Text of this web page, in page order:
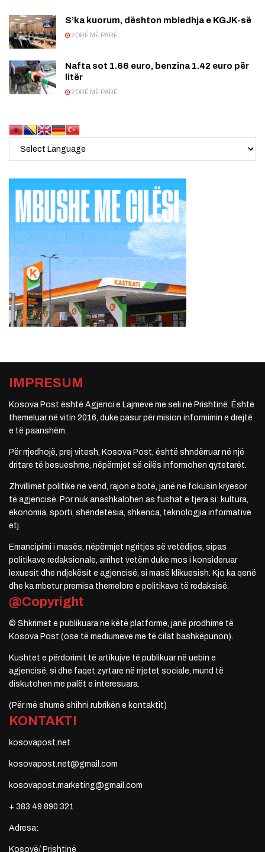
S’ka kuorum, dështon mbledhja e KGJK-së
2 ORË MË PARË
Nafta sot 1.66 euro, benzina 1.42 euro për
litër
2 ORË MË PARË
IMPRESUM
Kosova Post është Agjenci e Lajmeve me seli në Prishtinë. Është
themeluar në vitin 2016, duke pasur për mision informimin e drejtë
e të paanshëm.
Për rrjedhojë, prej vitesh, Kosova Post, është shndërruar në një
dritare të besueshme, nëpërmjet së cilës informohen qytetarët.
Zhvillimet politike në vend, rajon e botë, janë në fokusin kryesor
të agjencisë. Por nuk anashkalohen as fushat e tjera si: kultura,
ekonomia, sporti, shëndetësia, shkenca, teknologjia informative
etj.
Emancipimi i masës, nëpërmjet ngritjes së vetëdijes, sipas
politikave redaksionale, arrihet vetëm duke mos i konsideruar
lexuesit dhe ndjekësit e agjencisë, si masë klikuesish. Kjo ka qenë
dhe ka mbetur premisa themelore e politikave të redaksisë.
@Copyright
© Shkrimet e publikuara në këtë platformë, janë prodhime të
Kosova Post (ose të mediumeve me të cilat bashkëpunon).
Kushtet e përdorimit të artikujve të publikuar në uebin e
agjencisë, si dhe faqet zyrtare në rrjetet sociale, mund të
diskutohen me palët e interesuara.
(Për më shumë shihni rubrikën e kontaktit)
KONTAKTI
kosovapost.net
kosovapost.net@gmail.com
kosovapost.marketing@gmail.com
+ 383 49 890 321
Adresa:
Kosovë/ Prishtinë